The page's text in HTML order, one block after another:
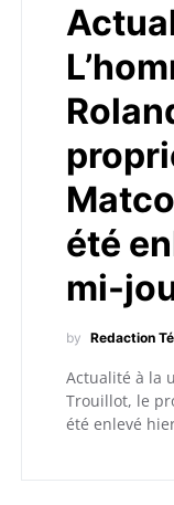
été
mi-
by Redaction
Actualité à la
Trouillot, le
été enlevé